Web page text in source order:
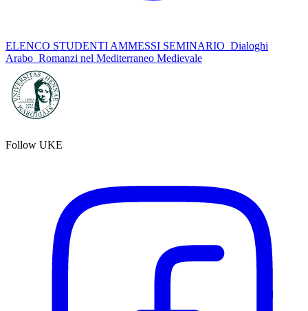
ELENCO STUDENTI AMMESSI SEMINARIO_Dialoghi
Arabo_Romanzi nel Mediterraneo Medievale
Follow UKE